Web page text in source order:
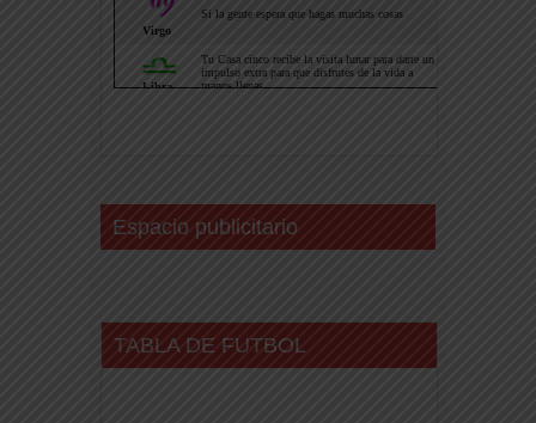
Espacio publicitario
TABLA DE FUTBOL